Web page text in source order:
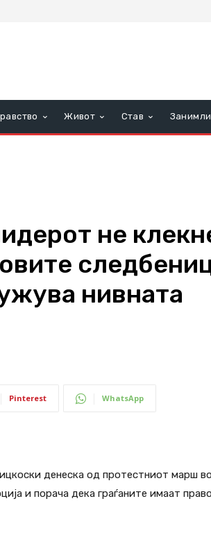
Живот Став
не
нивната
Pinterest WhatsApp
денеска од протестниот марш
и порача дека граѓаните имаат